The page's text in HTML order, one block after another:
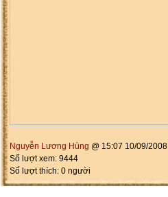
Nguyễn Lương Hùng @ 15:07 10/09/2008
Số lượt xem: 9444
Số lượt thích: 0 người